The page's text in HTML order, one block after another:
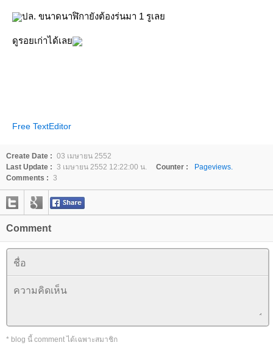
ปล. ขนาดนาฬิกายังต้องร่นมา 1 รูเลย
ดูรอยเก่าได้เลย
Free TextEditor
Create Date : 03 เมษายน 2552
Last Update : 3 เมษายน 2552 12:22:00 น. Counter :
Pageviews.
Comments : 3
Comment
* blog นี้ comment ได้เฉพาะสมาชิก